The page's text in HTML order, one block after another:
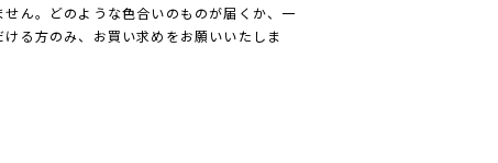
ん。どのような色合いのものが届くか、一
る方のみ、お買い求めをお願いいたしま